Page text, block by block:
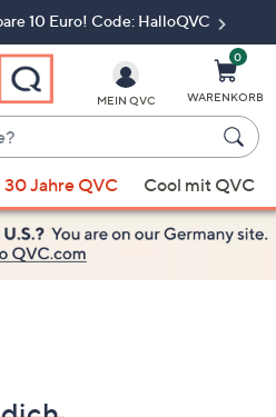
10 Euro! Code: HalloQVC
MEIN QVC
0
WARENKORB
30 Jahre QVC Cool mit QVC